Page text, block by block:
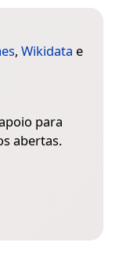
, Wikidata e
para
abertas.